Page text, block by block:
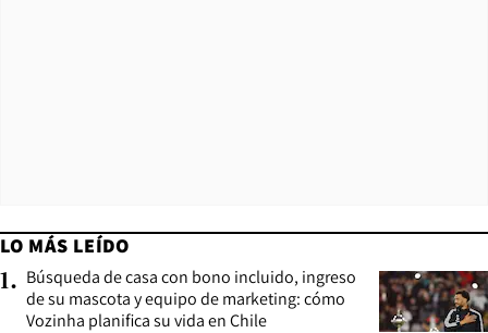
LO MÁS LEÍDO
1. Búsqueda de casa con bono incluido, ingreso
de su mascota y equipo de marketing: cómo
Vozinha planifica su vida en Chile